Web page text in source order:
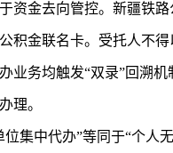
资金去向管控。新疆铁
积金联名卡。受托人不
业务均触发“双录”回溯
理。
集中代办”等同于“个人